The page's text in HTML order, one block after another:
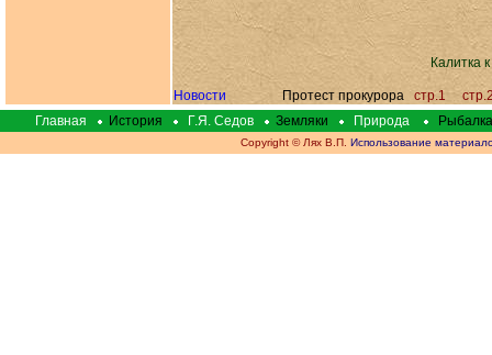
Калитка
Новости Протест прокурора стр.1
Главная
История Г.Я. Седов Земляки Природа Рыбалка
Copyright © Лях В.П. Использование